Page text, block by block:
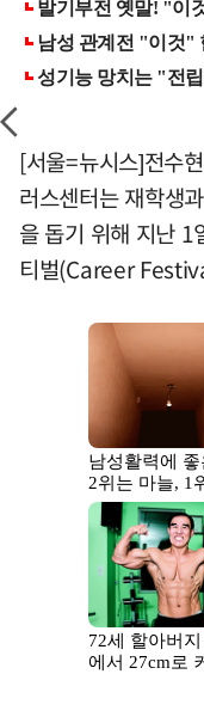
[서울=뉴시스]전수
러스센터는 재학생
을 돕기 위해 지난
티벌(Career